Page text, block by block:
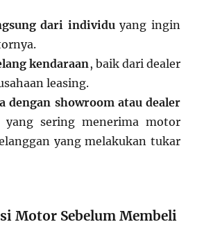
dari individuyang ingin
kendaraan, baik dari dealer
leasing.
dengan showroom atau dealer
yang sering menerima motor
yang melakukan tukar
Motor Sebelum Membeli